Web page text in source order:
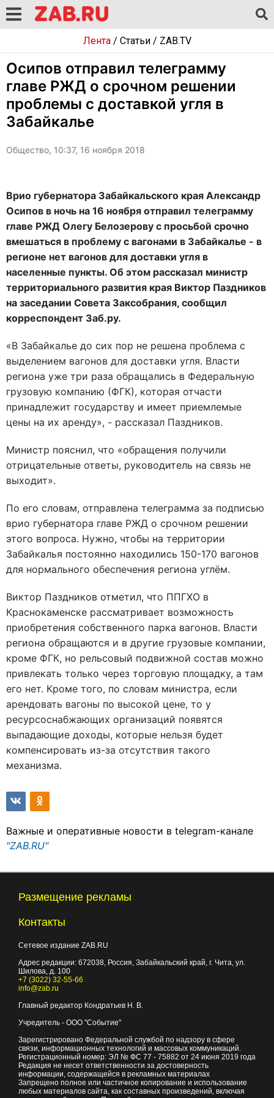
Лента/ Статьи/ ZAB.TV
Осипов отправил телеграмму
главе РЖД о срочном решении
проблемы с доставкой угля в
Забайкалье
Общество, 10:37, 16 ноября 2018
Врио губернатора Забайкальского края Александр
Осипов в ночь на 16 ноября отправил телеграмму
главе РЖД Олегу Белозерову с просьбой срочно
вмешаться в проблему с вагонами в Забайкалье - в
регионе нет вагонов для доставки угля в
населенные пункты. Об этом рассказал министр
территориального развития края Виктор Паздников
на заседании Совета Заксобрания, сообщил
корреспондент Заб.ру.
«В Забайкалье до сих пор не решена проблема с
выделением вагонов для доставки угля. Власти
региона уже три раза обращались в Федеральную
грузовую компанию (ФГК), которая отчасти
принадлежит государству и имеет приемлемые
цены на их аренду», - рассказал Паздников.
Министр пояснил, что «обращения получили
отрицательные ответы, руководитель на связь не
выходит».
По его словам, отправлена телеграмма за подписью
врио губернатора главе РЖД о срочном решении
этого вопроса. Нужно, чтобы на территории
Забайкалья постоянно находились 150-170 вагонов
для нормального обеспечения региона углём.
Виктор Паздников отметил, что ППГХО в
Краснокаменске рассматривает возможность
приобретения собственного парка вагонов. Власти
региона обращаются и в другие грузовые компании,
кроме ФГК, но рельсовый подвижной состав можно
привлекать только через торговую площадку, а там
его нет. Кроме того, по словам министра, если
арендовать вагоны по высокой цене, то у
ресурсоснабжающих организаций появятся
выпадающие доходы, которые нельзя будет
компенсировать из-за отсутствия такого
механизма.
Важные и оперативные новости в telegram-канале
"ZAB.RU"
Размещение рекламы
Контакты
Сетевое издание ZAB.RU
Адрес редакции: 672038, Россия, Забайкальский край, г. Чита, ул.
Шилова, д. 100
+7 (3022) 32-55-66
info@zab.ru
Главный редактор Кондратьев Н. В.
Учредитель - ООО "Событие"
Зарегистрировано Федеральной службой по надзору в сфере
связи, информационных технологий и массовых коммуникаций.
Регистрационный номер: ЭЛ № ФС 77 - 75882 от 24 июня 2019 года
Редакция не несет ответственности за достоверность
информации, содержащейся в рекламных материалах
Запрещено полное или частичное копирование и использование
любых материалов сайта, как составных произведений, включая